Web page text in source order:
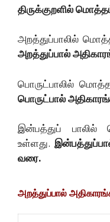
திருக்குறளில்
அறத்துப்பாலில்
அறத்துப்பால்
பொருட்பாலில்
பொருட்பால்
இன்பத்துப்
உள்ளது.
வரை.
அறத்துப்பால்